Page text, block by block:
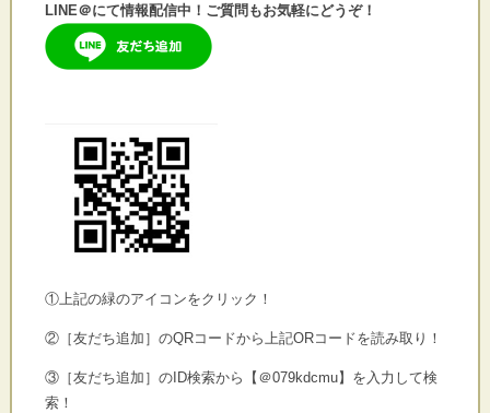
LINE＠にて情報配信中！ご質問もお気軽にどうぞ！
①上記の緑のアイコンをクリック！
②［友だち追加］のQRコードから上記ORコードを読み取り！
③［友だち追加］のID検索から【＠079kdcmu】を入力して検
索！